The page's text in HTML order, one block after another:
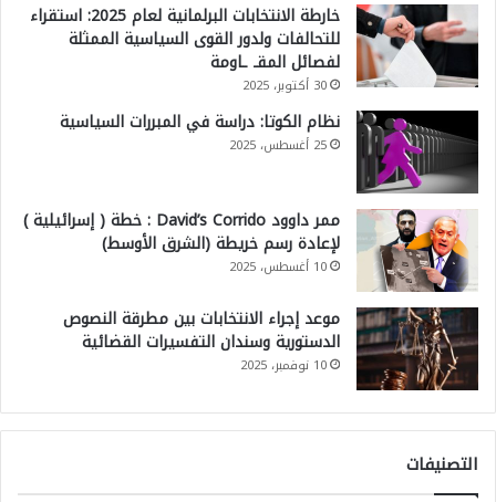
خارطة الانتخابات البرلمانية لعام 2025: استقراء
للتحالفات ولدور القوى السياسية الممثلة
لفصائل المقـ ـاومة
30 أكتوبر، 2025
نظام الكوتا: دراسة في المبررات السياسية
25 أغسطس، 2025
ممر داوود David’s Corrido : خطة ( إسرائيلية )
لإعادة رسم خريطة (الشرق الأوسط)
10 أغسطس، 2025
موعد إجراء الانتخابات بين مطرقة النصوص
الدستورية وسندان التفسيرات القضائية
10 نوفمبر، 2025
التصنيفات